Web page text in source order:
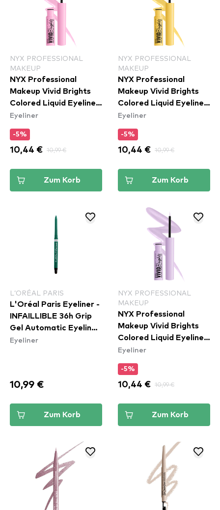
NYX PROFESSIONAL
MAKEUP
NYX Professional
Makeup Vivid Brights
Colored Liquid Eyeliner
- Sneaky Pink (VBLL09)
Eyeliner
-5%
10,44 € 10,99 €
Zum Korb
NYX PROFESSIONAL
MAKEUP
NYX Professional
Makeup Vivid Brights
Colored Liquid Eyeliner
- Had Me At Yellow
Eyeliner
-5%
10,44 € 10,99 €
Zum Korb
L’ORÉAL PARIS
L'Oréal Paris Eyeliner -
INFAILLIBLE 36h Grip
Gel Automatic Eyeliner
- Emerald Green
Eyeliner
10,99 €
Zum Korb
NYX PROFESSIONAL
MAKEUP
NYX Professional
Makeup Vivid Brights
Colored Liquid Eyeliner
- Lilac Link (VBLL07)
Eyeliner
-5%
10,44 € 10,99 €
Zum Korb